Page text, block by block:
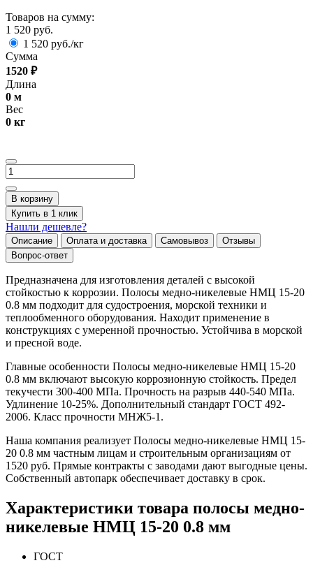
Товаров на сумму:
1 520 руб.
1 520 руб./кг
Сумма
1520 ₽
Длина
0 м
Вес
0 кг
В корзину
Купить в 1 клик
Нашли дешевле?
Описание Оплата и доставка Самовывоз
Отзывы
Вопрос-ответ
Предназначена для изготовления деталей с высокой
стойкостью к коррозии. Полосы медно-никелевые НМЦ 15-20
0.8 мм подходит для судостроения, морской техники и
теплообменного оборудования. Находит применение в
конструкциях с умеренной прочностью. Устойчива в морской
и пресной воде.
Главные особенности Полосы медно-никелевые НМЦ 15-20
0.8 мм включают высокую коррозионную стойкость. Предел
текучести 300-400 МПа. Прочность на разрыв 440-540 МПа.
Удлинение 10-25%. Дополнительный стандарт ГОСТ 492-
2006. Класс прочности МНЖ5-1.
Наша компания реализует Полосы медно-никелевые НМЦ 15-
20 0.8 мм частным лицам и строительным организациям от
1520 руб. Прямые контракты с заводами дают выгодные цены.
Собственный автопарк обеспечивает доставку в срок.
Характеристики товара полосы медно-
никелевые НМЦ 15-20 0.8 мм
ГОСТ